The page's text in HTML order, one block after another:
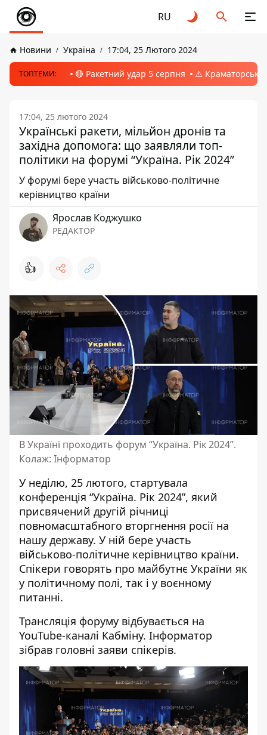
RU
Новини Україна 17:04, 25 Лютого 2024
ТОПТЕМИ: 🔴 Ракетний удар 5 серпня ⚠️ Краматорськ,
17:04, 25 лютого 2024
Українські ракети, мільйон дронів та
західна допомога: що заявляли топ-
політики на форумі “Україна. Рік 2024”
У форумі бере участь військово-політичне
керівництво країни
Ярослав Коджушко
РЕДАКТОР
👍
В Україні проходить форум “Україна. Рік 2024”.
Колаж: Інформатор
У неділю, 25 лютого, стартувала
конференція “Україна. Рік 2024”, який
присвячений другій річниці
повномасштабного вторгнення росії на
нашу державу. У ній бере участь
військово-політичне керівництво країни.
Спікери говорять про майбутнє України як
у політичному полі, так і у воєнному
питанні.
Трансляція форуму відбувається на
YouTube-каналі Кабміну. Інформатор
зібрав головні заяви спікерів.